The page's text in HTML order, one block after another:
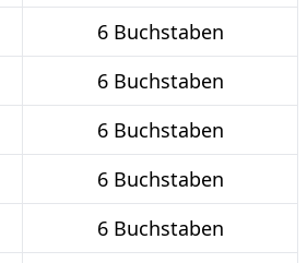
6 Buchstaben
6 Buchstaben
6 Buchstaben
6 Buchstaben
6 Buchstaben